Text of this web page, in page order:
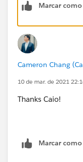
Pardot and
https://
If you create a new
have the option to
Marcar
Cameron Chang
10 de mar. de 2021
Thanks Caio!
Marcar